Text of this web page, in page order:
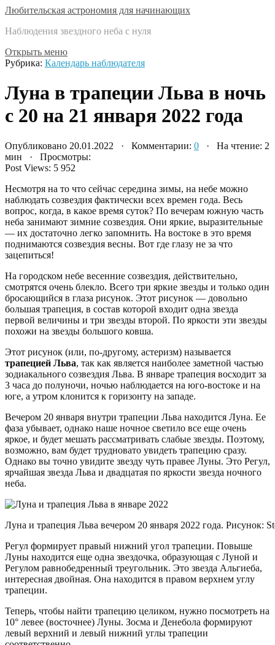
Любительская астрономия для начинающих
Наблюдения звездного неба с нуля
Открыть меню
Рубрика: Календарь наблюдателя
Луна в трапеции Льва в ночь
с 20 на 21 января 2022 года
Опубликовано 20.01.2022 · Комментарии: 0 · На чтение: 2
мин · Просмотры:
Post Views: 5 952
Несмотря на то что сейчас середина зимы, на небе можно
наблюдать созвездия фактически всех времен года. Весь
вопрос, когда, в какое время суток? По вечерам южную часть
неба занимают зимние созвездия. Они яркие, выразительные
— их достаточно легко запомнить. На востоке в это время
поднимаются созвездия весны. Вот где глазу не за что
зацепиться!
На городском небе весенние созвездия, действительно,
смотрятся очень блекло. Всего три яркие звезды и только один
бросающийся в глаза рисунок. Этот рисунок — довольно
большая трапеция, в состав которой входит одна звезда
первой величины и три звезды второй. По яркости эти звезды
похожи на звезды большого ковша.
Этот рисунок (или, по-другому, астеризм) называется
трапецией Льва, так как является наиболее заметной частью
зодиакального созвездия Льва. В январе трапеция восходит за
3 часа до полуночи, ночью наблюдается на юго-востоке и на
юге, а утром клонится к горизонту на западе.
Вечером 20 января внутри трапеции Льва находится Луна. Ее
фаза убывает, однако наше ночное светило все еще очень
яркое, и будет мешать рассматривать слабые звезды. Поэтому,
возможно, вам будет трудновато увидеть трапецию сразу.
Однако вы точно увидите звезду чуть правее Луны. Это Регул,
ярчайшая звезда Льва и двадцатая по яркости звезда ночного
неба.
Луна и трапеция Льва вечером 20 января 2022 года. Рисунок:
Регул формирует правый нижний угол трапеции. Повыше
Луны находится еще одна звездочка, образующая с Луной и
Регулом равнобедренный треугольник. Это звезда Альгиеба,
интересная двойная. Она находится в правом верхнем углу
трапеции.
Теперь, чтобы найти трапецию целиком, нужно посмотреть на
10° левее (восточнее) Луны. Зосма и Денебола формируют
левый верхний и левый нижний углы трапеции